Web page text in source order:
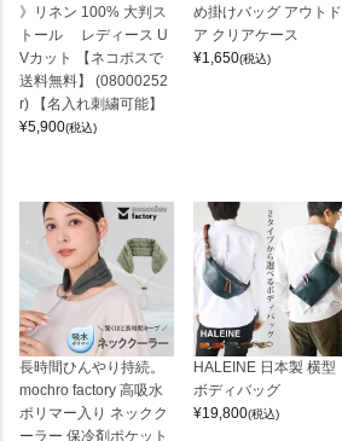
》リネン 100% 大判ス
トール レディース U
Vカット 【ネコポスで
送料無料】 (08000252
r) 【名入れ刺繍可能】
¥5,900(税込)
め掛けバッグ アウトド
ア クリアケース
¥1,650(税込)
長時間ひんやり持続。
mochro factory 高吸水
ポリマー入り ネックク
ーラー 保冷剤ポケット
HALEINE 日本製 横型
ボディバッグ
¥19,800(税込)